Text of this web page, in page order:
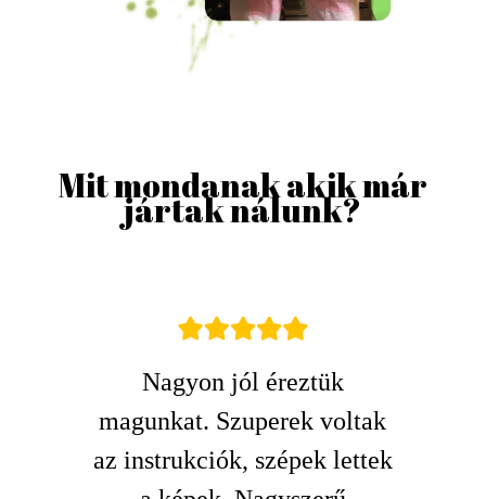
Mit mondanak akik már
jártak nálunk?
Nagyon jól éreztük
magunkat. Szuperek voltak
az instrukciók, szépek lettek